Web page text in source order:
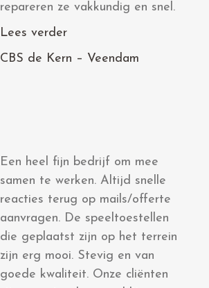
repareren ze vakkundig en snel.
Lees verder
CBS de Kern – Veendam
Een heel fijn bedrijf om mee
samen te werken. Altijd snelle
reacties terug op mails/offerte
aanvragen. De speeltoestellen
die geplaatst zijn op het terrein
zijn erg mooi. Stevig en van
goede kwaliteit. Onze cliënten